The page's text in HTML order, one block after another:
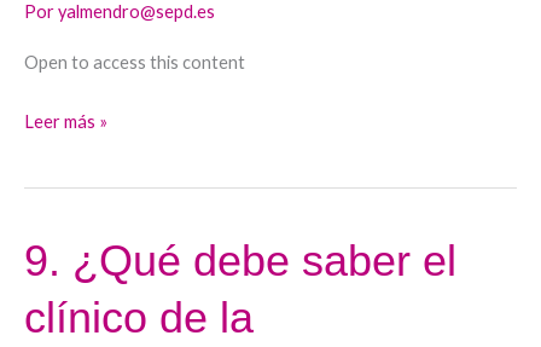
Poryalmendro@sepd.es
Open to access this content
Leer más »
9. ¿Qué debe saber el
clínico de la
9.
¿Qué
debe